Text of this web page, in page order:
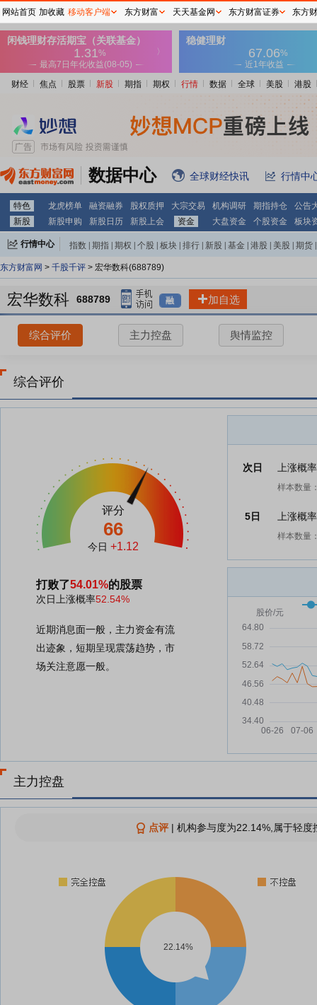
财经 焦点 股票 新股 期指 期权 行情 数据 全球 美股 港股
数据中心 全球财经快讯 行情中
特色 龙虎榜单 融资融券 股权质押 大宗交易 机构调研 期指持仓
公告
新股
新股申购 新股日历 新股上会 资金 大盘资金 个股资金 板块
行情中心 指数 期指 期权 个股 板块 排行 新股 基金 港股 美股 期货
东方财富网 > 千股千评 > 宏华数科(688789)
宏华数科 688789 融 加自选
综合评价 主力控盘 舆情监控
综合评价
评分
66
今日 +1.12
打败了54.01%的股票
次日上涨概率52.54%
近期消息面一般，主力资金有流
出迹象，短期呈现震荡趋势，市
场关注意愿一般。
次日 上涨概
样本数量
5日 上涨概
样本数量
主力控盘
点评| 机构参与度为22.14%,属于轻
22.14%
网站首页 加收藏 移动客户端 东方财富 天天基金网 东方财富证券 东方